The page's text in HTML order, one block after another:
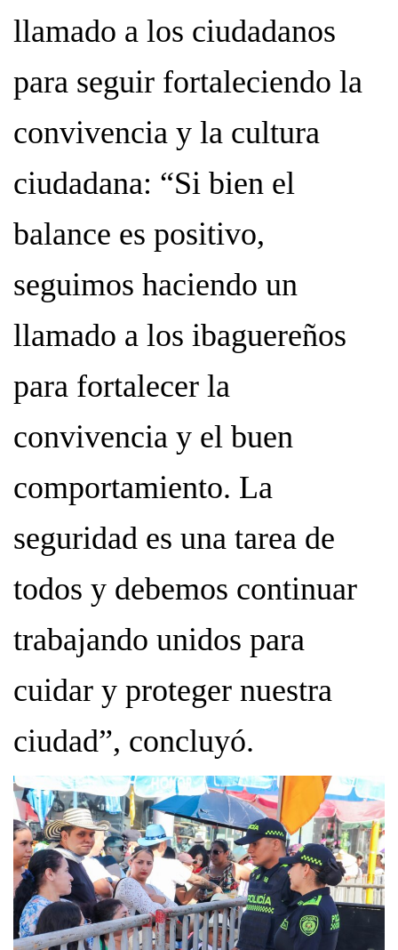
llamado a los ciudadanos
para seguir fortaleciendo la
convivencia y la cultura
ciudadana: “Si bien el
balance es positivo,
seguimos haciendo un
llamado a los ibaguereños
para fortalecer la
convivencia y el buen
comportamiento. La
seguridad es una tarea de
todos y debemos continuar
trabajando unidos para
cuidar y proteger nuestra
ciudad”, concluyó.